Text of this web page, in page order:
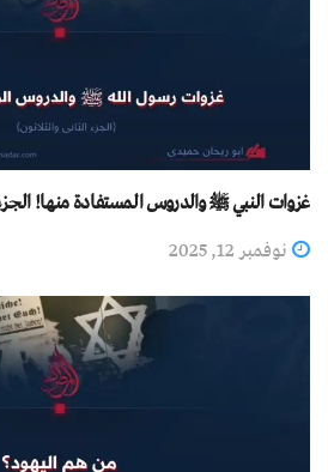
غزوات النبي ﷺ والدروس المستفادة منها! الجزء
نوفمبر 12, 2025